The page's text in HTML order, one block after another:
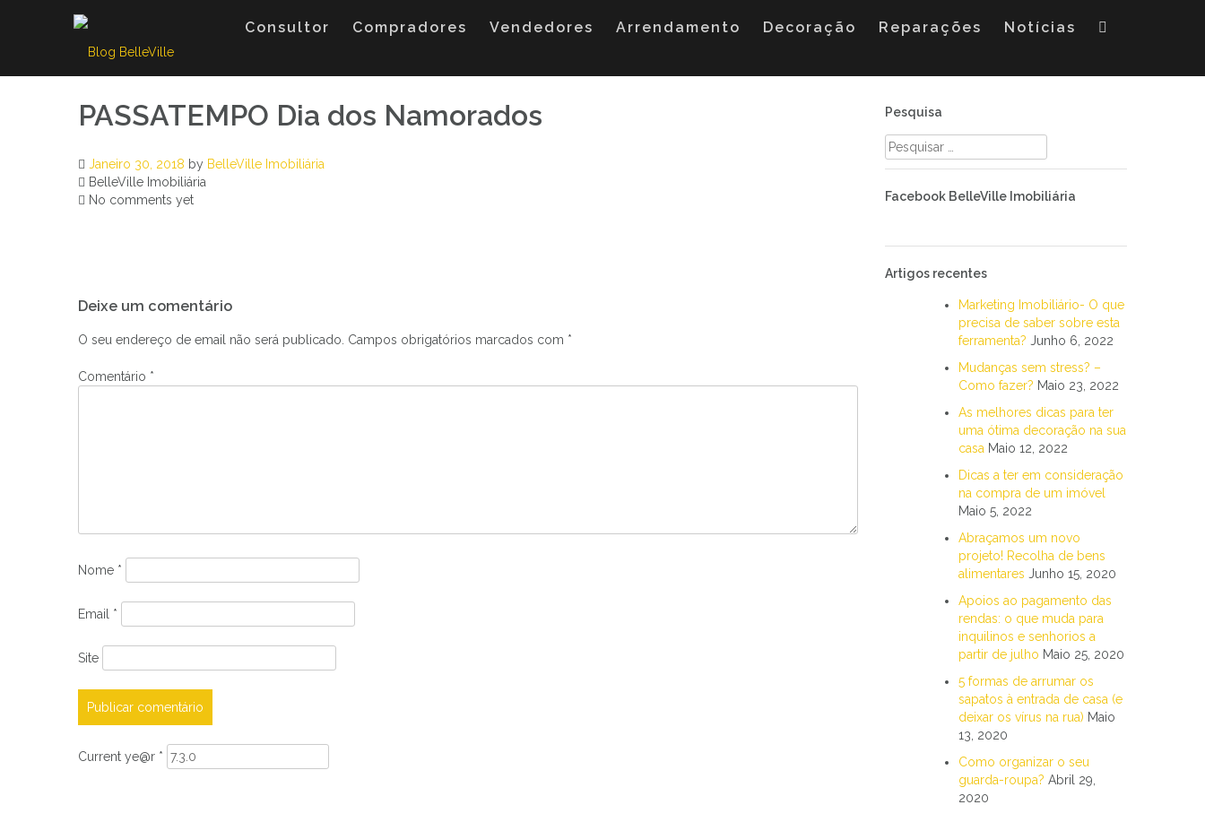
Consultor Compradores Vendedores Arrendamento Decoração Reparações Notícias
PASSATEMPO Dia dos Namorados
Janeiro 30, 2018 by BelleVille Imobiliária
BelleVille Imobiliária
No comments yet
de
artigos
Deixe um comentário
O seu endereço de email não será publicado. Campos obrigatórios marcados com *
Comentário *
Nome *
Email *
Site
Current ye@r *
Pesquisa
Pesquisar
por:
Facebook BelleVille Imobiliária
Artigos recentes
Marketing Imobiliário- O que
precisa de saber sobre esta
ferramenta? Junho 6, 2022
Mudanças sem stress? –
Como fazer? Maio 23, 2022
As melhores dicas para ter
uma ótima decoração na sua
casa Maio 12, 2022
Dicas a ter em consideração
na compra de um imóvel
Maio 5, 2022
Abraçamos um novo
projeto! Recolha de bens
alimentares Junho 15, 2020
Apoios ao pagamento das
rendas: o que muda para
inquilinos e senhorios a
partir de julho Maio 25, 2020
5 formas de arrumar os
sapatos à entrada de casa (e
deixar os vírus na rua) Maio
13, 2020
Como organizar o seu
guarda-roupa? Abril 29,
2020